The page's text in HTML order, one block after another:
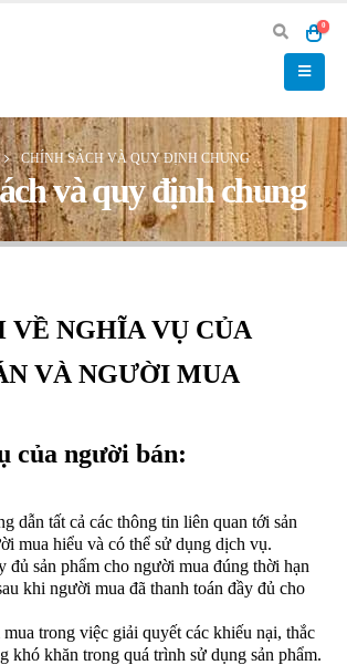
0
CHÍNH SÁCH VÀ QUY ĐỊNH CHUNG
và quy định chung
VỀ NGHĨA VỤ CỦA
VÀ NGƯỜI MUA
của người bán:
dẫn tất cả các thông tin liên quan tới sản
mua hiểu và có thể sử dụng dịch vụ.
đủ sản phẩm cho người mua đúng thời hạn
khi người mua đã thanh toán đầy đủ cho
trong việc giải quyết các khiếu nại, thắc
khó khăn trong quá trình sử dụng sản phẩm.